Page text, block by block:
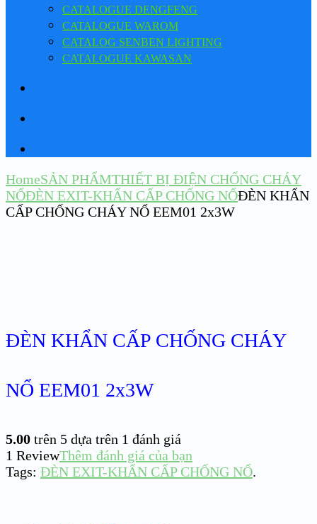
CATALOGUE DENGFENG
CATALOGUE WAROM
CATALOG SENBEN LIGHTING
CATALOGUE KAWASAN
HomeSẢN PHẨMTHIẾT BỊ ĐIỆN CHỐNG CHÁY
NỔĐÈN EXIT-KHẨN CẤP CHỐNG NỔĐÈN KHẨN
CẤP CHỐNG CHÁY NỔ EEM01 2x3W
ĐÈN KHẨN CẤP CHỐNG CHÁY
NỔ EEM01 2x3W
5.00 trên 5 dựa trên 1 đánh giá
1 ReviewThêm đánh giá của bạn
Tags: ĐÈN EXIT-KHẨN CẤP CHỐNG NỔ.